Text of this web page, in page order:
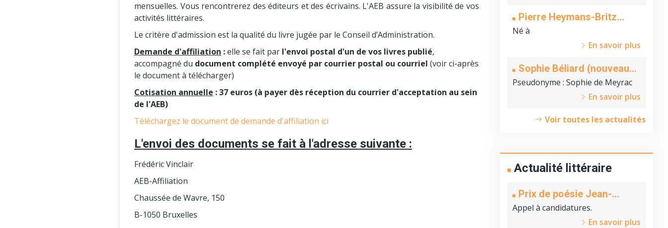
mensuelles. Vous rencontrerez des éditeurs et des écrivains. L'AEB assure la visibilité de vos
activités littéraires.
Le critère d'admission est la qualité du livre jugée par le Conseil d’Administration.
Demande d'affiliation :elle se fait par l'envoi postal d'un de vos livres publié,
accompagné du document complété envoyé par courrier postal ou courriel (voir ci-après
le document à télécharger)
Cotisation annuelle : 37 euros (à payer dès réception du courrier d'acceptation au sein
de l'AEB)
Téléchargez le document de demande d'affiliation ici
L'envoi des documents se fait à l'adresse suivante :
Frédéric Vinclair
AEB-Affiliation
Chaussée de Wavre, 150
B-1050 Bruxelles
Pierre Heymans-Britz
(nouveau membre)
Né à
En savoir plus
Sophie Béliard (nouveau
membre)
Pseudonyme : Sophie de Meyrac
En savoir plus
Voir toutes les actualités
Actualité littéraire
Prix de poésie Jean-
Michel Aubevert
Appel à candidatures.
En savoir plus